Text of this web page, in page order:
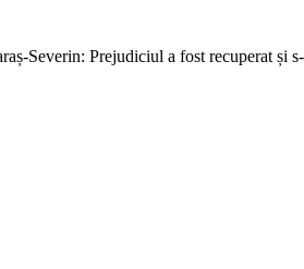
Severin: Prejudiciul a fost recuperat și